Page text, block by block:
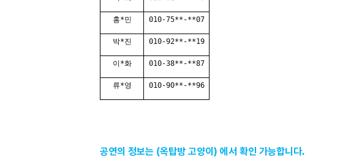
홍*민 010-75**-**07
박*진 010-92**-**19
이*화 010-38**-**87
류*영 010-90**-**96
공연의 정보는 (옥탑방 고양이) 에서 확인 가능합니다.